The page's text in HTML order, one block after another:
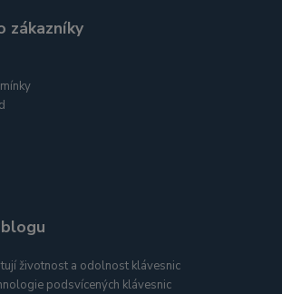
zákazníky
životnost a odolnost klávesnic
podsvícených klávesnic